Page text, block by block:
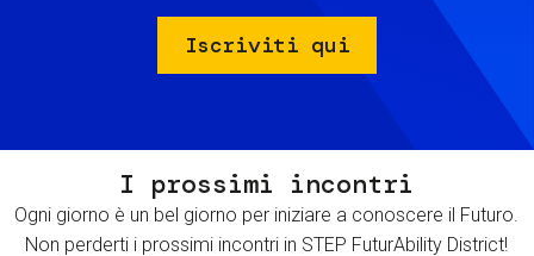
Iscriviti qui
I prossimi incontri
Ogni giorno è un bel giorno per iniziare a conoscere il Futuro.
Non perderti i prossimi incontri in STEP FuturAbility District!